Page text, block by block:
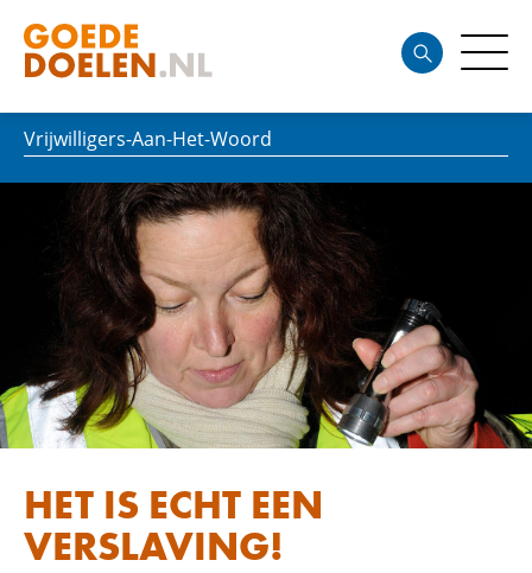
Vrijwilligers-Aan-Het-Woord
HET IS ECHT EEN
VERSLAVING!